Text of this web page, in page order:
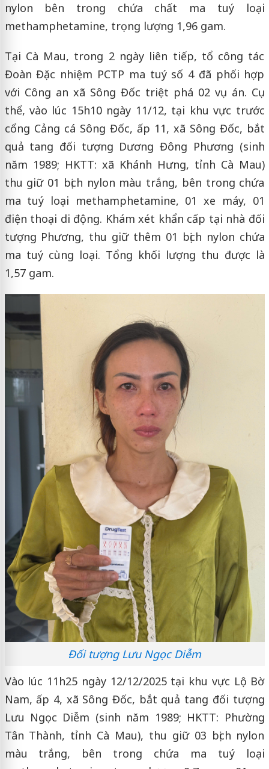
nylon bên trong chứa chất ma tuý loại
methamphetamine, trọng lượng 1,96 gam.
Tại Cà Mau, trong 2 ngày liên tiếp, tổ công tác
Đoàn Đặc nhiệm PCTP ma tuý số 4 đã phối hợp
với Công an xã Sông Đốc triệt phá 02 vụ án. Cụ
thể, vào lúc 15h10 ngày 11/12, tại khu vực trước
cổng Cảng cá Sông Đốc, ấp 11, xã Sông Đốc, bắt
quả tang đối tượng Dương Đông Phương (sinh
năm 1989; HKTT: xã Khánh Hưng, tỉnh Cà Mau)
thu giữ 01 bịch nylon màu trắng, bên trong chứa
ma tuý loại methamphetamine, 01 xe máy, 01
điện thoại di động. Khám xét khẩn cấp tại nhà đối
tượng Phương, thu giữ thêm 01 bịch nylon chứa
ma tuý cùng loại. Tổng khối lượng thu được là
1,57 gam.
Đối tượng Lưu Ngọc Diễm
Vào lúc 11h25 ngày 12/12/2025 tại khu vực Lộ Bờ
Nam, ấp 4, xã Sông Đốc, bắt quả tang đối tượng
Lưu Ngọc Diễm (sinh năm 1989; HKTT: Phường
Tân Thành, tỉnh Cà Mau), thu giữ 03 bịch nylon
màu trắng, bên trong chứa ma tuý loại